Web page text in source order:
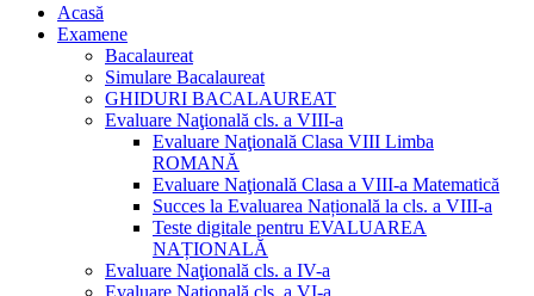
Acasă
Examene
Bacalaureat
Simulare Bacalaureat
GHIDURI BACALAUREAT
Evaluare Naţională cls. a VIII-a
Evaluare Naţională Clasa VIII Limba
ROMANĂ
Evaluare Naţională Clasa a VIII-a Matematică
Succes la Evaluarea Națională la cls. a VIII-a
Teste digitale pentru EVALUAREA
NAȚIONALĂ
Evaluare Naţională cls. a IV-a
Evaluare Naţională cls. a VI-a